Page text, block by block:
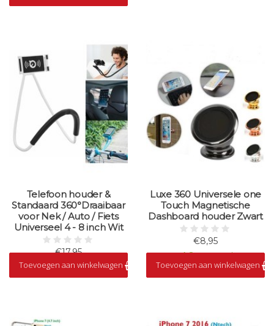
Telefoon houder &
Standaard 360°Draaibaar
voor Nek / Auto / Fiets
Universeel 4 - 8 inch Wit
€17,95
Op voorraad
Toevoegen aan winkelwagen
Luxe 360 Universele one
Touch Magnetische
Dashboard houder Zwart
€8,95
Op voorraad
Toevoegen aan winkelwagen